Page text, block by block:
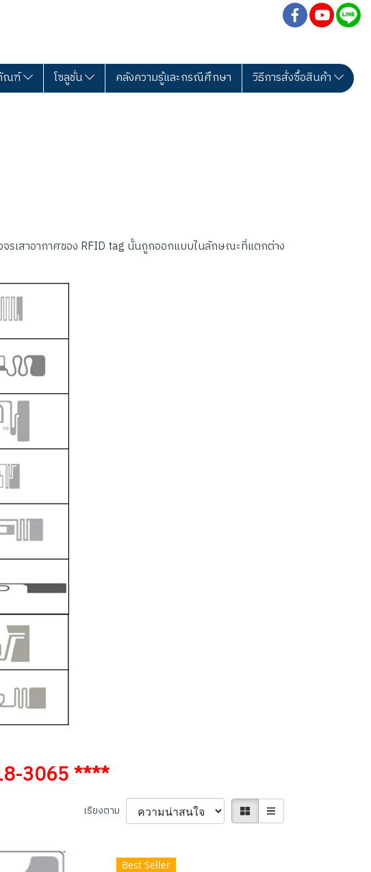
ณฑ์ โซลูชั่น คลังความรู้และกรณีศึกษา วิธีการสั่งซื้อสินค้า
จรเสาอากาศของ RFID tag นั้นถูกออกแบบในลักษณะที่แตกต่าง
3065 ****
เรียงตาม
Best Seller